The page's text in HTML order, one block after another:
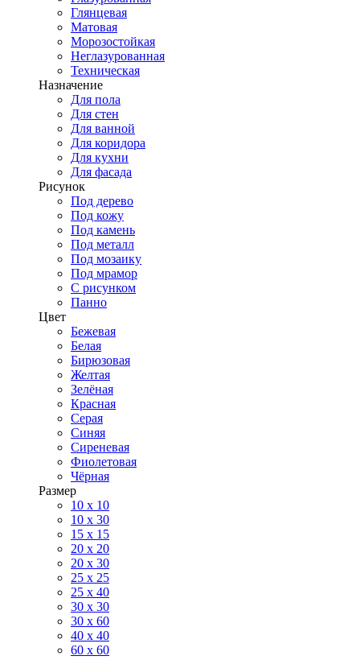
Глянцевая
Матовая
Морозостойкая
Неглазурованная
Техническая
Назначение
Для пола
Для стен
Для ванной
Для коридора
Для кухни
Для фасада
Рисунок
Под дерево
Под кожу
Под камень
Под металл
Под мозаику
Под мрамор
С рисунком
Панно
Цвет
Бежевая
Белая
Бирюзовая
Желтая
Зелёная
Красная
Серая
Синяя
Сиреневая
Фиолетовая
Чёрная
Размер
10 х 10
10 x 30
15 x 15
20 х 20
20 x 30
25 x 25
25 x 40
30 x 30
30 х 60
40 х 40
60 х 60